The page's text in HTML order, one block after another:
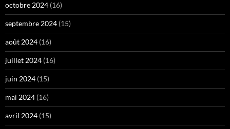
octobre 2024 (16)
septembre 2024 (15)
août 2024 (16)
juillet 2024 (16)
juin 2024 (15)
mai 2024 (16)
avril 2024 (15)